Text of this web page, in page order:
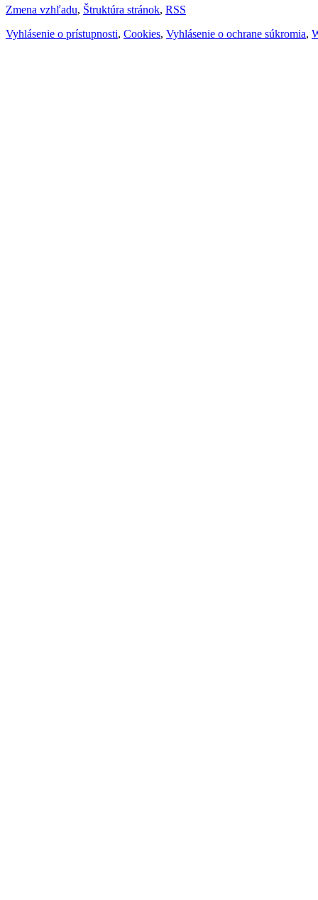
Zmena vzhľadu, Štruktúra stránok, RSS
Vyhlásenie o prístupnosti, Cookies, Vyhlásenie o ochrane súkromia,